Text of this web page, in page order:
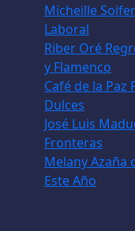
Micheille
Laboral
Riber Oré
y Flamenco
Café de la Paz
Dulces
José Luis
Fronteras
Melany Azaña
Este Año